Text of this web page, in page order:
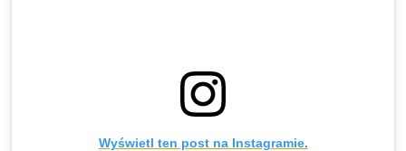
Wyświetl ten post na Instagramie.